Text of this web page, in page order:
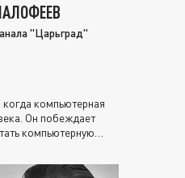
"Царьград"
компьютерная
Он побеждает
компьютерную